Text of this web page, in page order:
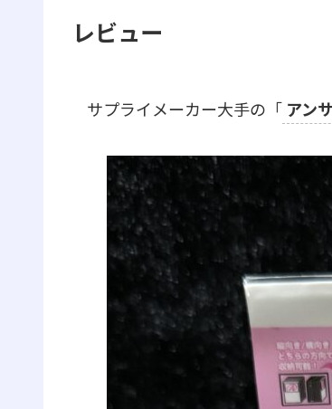
レビュー
サプライメーカー大手の「 アン